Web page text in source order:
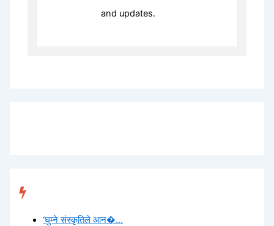
and updates.
‘घुम्ने संस्कृतिले आन�...